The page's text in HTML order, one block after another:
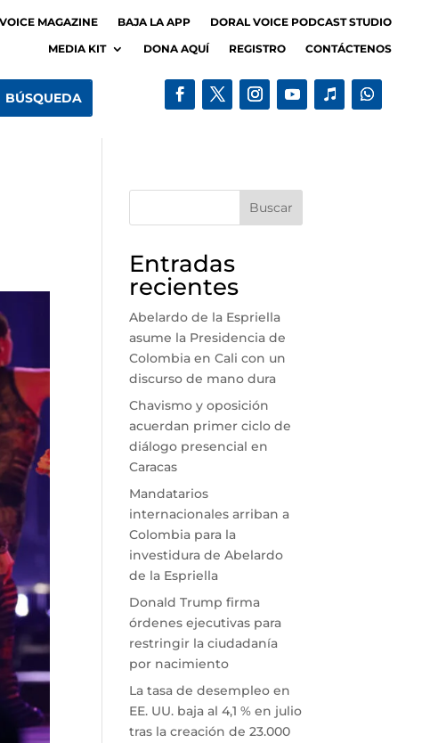
MAGAZINE BAJA LA APP
DORAL VOICE PODCAST STUDIO
MEDIA KIT
DONA AQUÍ REGISTRO CONTÁCTENOS
Buscar
Entradas
recientes
Abelardo de la Espriella
asume la Presidencia de
Colombia en Cali con un
discurso de mano dura
Chavismo y oposición
acuerdan primer ciclo de
diálogo presencial en
Caracas
Mandatarios
internacionales arriban a
Colombia para la
investidura de Abelardo
de la Espriella
Donald Trump firma
órdenes ejecutivas para
restringir la ciudadanía
por nacimiento
La tasa de desempleo en
EE. UU. baja al 4,1 % en julio
tras la creación de 23.000